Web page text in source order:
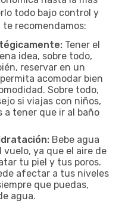
todo bajo control y
recomendamos:
Tener el
idea, sobre todo,
reservar en un
acomodar bien
Sobre todo,
si viajas con niños,
a tener que ir al baño
Bebe agua
ya que el aire de
tu piel y tus poros.
afectar a tus niveles
que puedas,
agua.